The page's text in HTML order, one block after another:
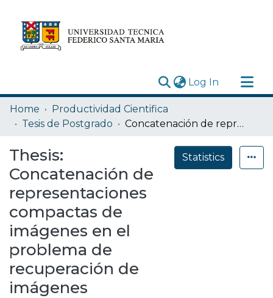
Log In (current)
Research Outputs
Statistics
Depósito
Home
Productividad Cientifica
Tesis de Postgrado
Concatenación de representaciones compactas de imágenes en el problema de recuperación de imágenes
Thesis:
Concatenación de
representaciones
compactas de
imágenes en el
problema de
recuperación de
imágenes
Statistics